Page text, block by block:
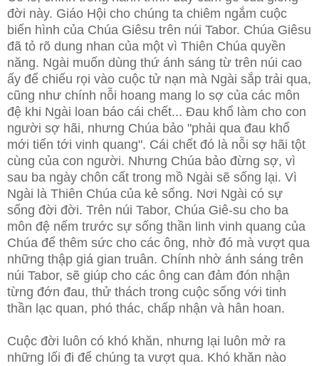
đời này. Giáo Hội cho chúng ta chiêm ngắm cuộc
biến hình của Chúa Giêsu trên núi Tabor. Chúa Giêsu
đã tỏ rõ dung nhan của một vì Thiên Chúa quyền
năng. Ngài muốn dùng thứ ánh sáng từ trên núi cao
ấy để chiếu rọi vào cuộc tử nạn mà Ngài sắp trải qua,
cũng như chính nỗi hoang mang lo sợ của các môn
đệ khi Ngài loan báo cái chết... Đau khổ làm cho con
người sợ hãi, nhưng Chúa bảo "phải qua đau khổ
mới tiến tới vinh quang". Cái chết đó là nỗi sợ hãi tột
cùng của con người. Nhưng Chúa bảo đừng sợ, vì
sau ba ngày chôn cất trong mồ Ngài sẽ sống lại. Vì
Ngài là Thiên Chúa của kẻ sống. Nơi Ngài có sự
sống đời đời. Trên núi Tabor, Chúa Giê-su cho ba
môn đệ nếm trước sự sống thần linh vinh quang của
Chúa để thêm sức cho các ông, nhờ đó mà vượt qua
những thập giá gian truân. Chính nhờ ánh sáng trên
núi Tabor, sẽ giúp cho các ông can đảm đón nhận
từng đớn đau, thử thách trong cuộc sống với tinh
thần lạc quan, phó thác, chấp nhận và hân hoan.
Cuộc đời luôn có khó khăn, nhưng lại luôn mở ra
những lối đi để chúng ta vượt qua. Khó khăn nào